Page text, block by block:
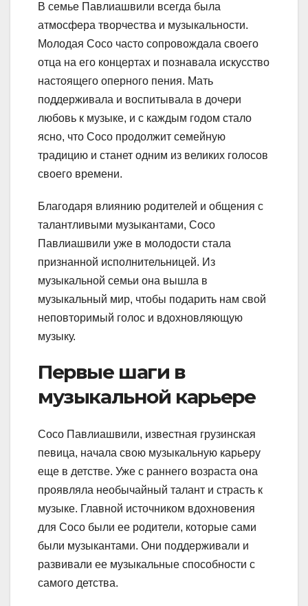
В семье Павлиашвили всегда была
атмосфера творчества и музыкальности.
Молодая Сосо часто сопровождала своего
отца на его концертах и познавала искусство
настоящего оперного пения. Мать
поддерживала и воспитывала в дочери
любовь к музыке, и с каждым годом стало
ясно, что Сосо продолжит семейную
традицию и станет одним из великих голосов
своего времени.
Благодаря влиянию родителей и общения с
талантливыми музыкантами, Сосо
Павлиашвили уже в молодости стала
признанной исполнительницей. Из
музыкальной семьи она вышла в
музыкальный мир, чтобы подарить нам свой
неповторимый голос и вдохновляющую
музыку.
Первые шаги в
музыкальной карьере
Сосо Павлиашвили, известная грузинская
певица, начала свою музыкальную карьеру
еще в детстве. Уже с раннего возраста она
проявляла необычайный талант и страсть к
музыке. Главной источником вдохновения
для Сосо были ее родители, которые сами
были музыкантами. Они поддерживали и
развивали ее музыкальные способности с
самого детства.